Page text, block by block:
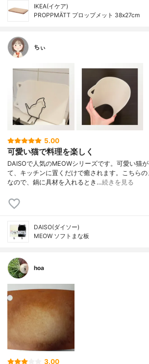
IKEA(イケア)
PROPPMÄTT プロップメット 38x27cm
ちぃ
5.00
可愛い猫で料理を楽しく
DAISOで人気のMEOWシリーズです。可愛い猫
て、キッチンに置くだけで癒されます。こちら
なので、鍋に具材を入れるとき…続きを見る
DAISO(ダイソー)
MEOW ソフトまな板
hoa
3.00